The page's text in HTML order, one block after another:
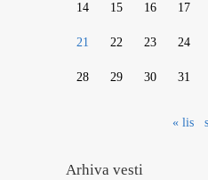
14 15 16 17
21 22 23 24
28 29 30 31
« lis
Arhiva vesti